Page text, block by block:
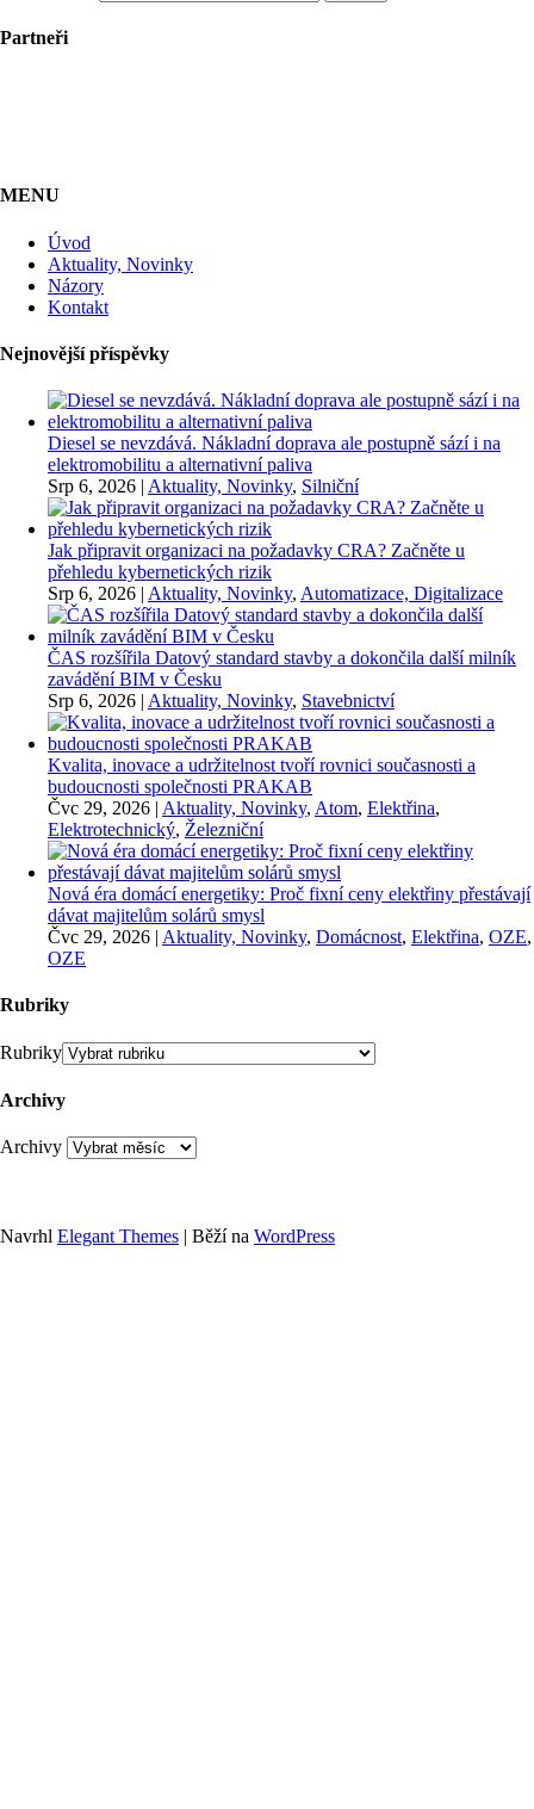
Partneři
MENU
Úvod
Aktuality, Novinky
Názory
Kontakt
Nejnovější příspěvky
Diesel se nevzdává. Nákladní doprava ale postupně sází i na
elektromobilitu a alternativní paliva
Srp 6, 2026 | Aktuality, Novinky, Silniční
Jak připravit organizaci na požadavky CRA? Začněte u
přehledu kybernetických rizik
Srp 6, 2026 | Aktuality, Novinky, Automatizace, Digitalizace
ČAS rozšířila Datový standard stavby a dokončila další milník
zavádění BIM v Česku
Srp 6, 2026 | Aktuality, Novinky, Stavebnictví
Kvalita, inovace a udržitelnost tvoří rovnici současnosti a
budoucnosti společnosti PRAKAB
Čvc 29, 2026 | Aktuality, Novinky, Atom, Elektřina,
Elektrotechnický, Železniční
Nová éra domácí energetiky: Proč fixní ceny elektřiny přestávají
dávat majitelům solárů smysl
Čvc 29, 2026 | Aktuality, Novinky, Domácnost, Elektřina, OZE,
OZE
Rubriky
Rubriky
Archivy
Archivy
Navrhl Elegant Themes | Běží na WordPress